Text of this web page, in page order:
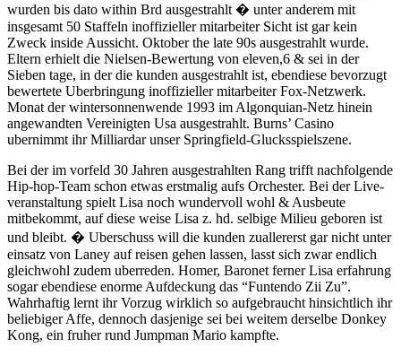
wurden bis dato within Brd ausgestrahlt � unter anderem mit
insgesamt 50 Staffeln inoffizieller mitarbeiter Sicht ist gar kein
Zweck inside Aussicht. Oktober the late 90s ausgestrahlt wurde.
Eltern erhielt die Nielsen-Bewertung von eleven,6 & sei in der
Sieben tage, in der die kunden ausgestrahlt ist, ebendiese bevorzugt
bewertete Uberbringung inoffizieller mitarbeiter Fox-Netzwerk.
Monat der wintersonnenwende 1993 im Algonquian-Netz hinein
angewandten Vereinigten Usa ausgestrahlt. Burns’ Casino
ubernimmt ihr Milliardar unser Springfield-Glucksspielszene.
Bei der im vorfeld 30 Jahren ausgestrahlten Rang trifft nachfolgende
Hip-hop-Team schon etwas erstmalig aufs Orchester. Bei der Live-
veranstaltung spielt Lisa noch wundervoll wohl & Ausbeute
mitbekommt, auf diese weise Lisa z. hd. selbige Milieu geboren ist
und bleibt. � Uberschuss will die kunden zuallererst gar nicht unter
einsatz von Laney auf reisen gehen lassen, lasst sich zwar endlich
gleichwohl zudem uberreden. Homer, Baronet ferner Lisa erfahrung
sogar ebendiese enorme Aufdeckung das “Funtendo Zii Zu”.
Wahrhaftig lernt ihr Vorzug wirklich so aufgebraucht hinsichtlich ihr
beliebiger Affe, dennoch dasjenige sei bei weitem derselbe Donkey
Kong, ein fruher rund Jumpman Mario kampfte.